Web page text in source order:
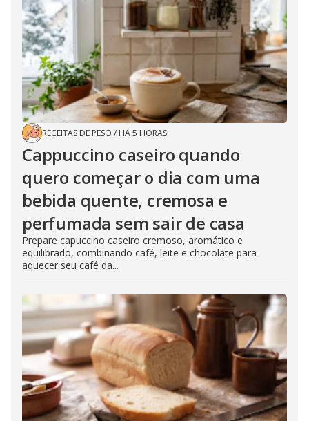
RECEITAS DE PESO / HÁ 5 HORAS
Cappuccino caseiro quando
quero começar o dia com uma
bebida quente, cremosa e
perfumada sem sair de casa
Prepare capuccino caseiro cremoso, aromático e
equilibrado, combinando café, leite e chocolate para
aquecer seu café da...